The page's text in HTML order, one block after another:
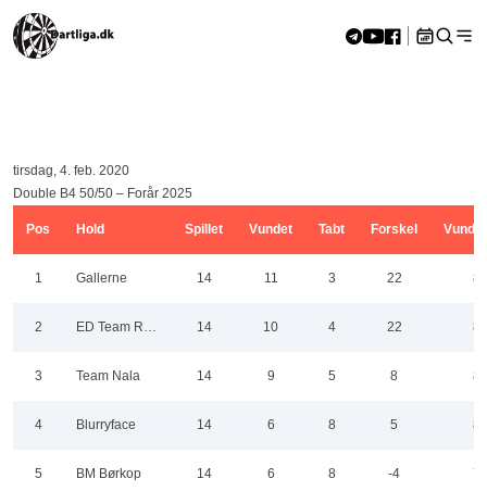
10
11 12 13 14 15
16
18 19 20 21 22
24
25 26 27 28 29
30
31
3 4
tirsdag, 4. feb. 2020
Double B4 50/50 – Forår 2025
Pos Hold Spillet Vundet Tabt Forskel
1 Gallerne 14 11 3 22 87
2 ED Team Røygaard 14 10 4 22 88
3 Team Nala 14 9 5 8 85
4 Blurryface 14 6 8 5 82
5 BM Børkop 14 6 8 -4 76